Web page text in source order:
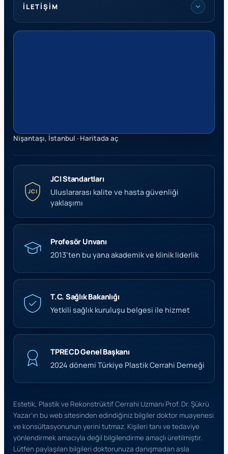
İLETIŞIM
Nişantaşı, İstanbul · Haritada aç
JCI
JCI Standartları
Uluslararası kalite ve hasta güvenliği
yaklaşımı
Profesör Unvanı
2013’ten bu yana akademik ve klinik liderlik
T.C. Sağlık Bakanlığı
Yetkili sağlık kuruluşu belgesi ile hizmet
TPRECD Genel Başkanı
2024 dönemi Türkiye Plastik Cerrahi Derneği
Estetik, Plastik ve Rekonstrüktif Cerrahi Uzmanı Prof. Dr. Şükrü
Yazar’ın bu web sitesinden edindiğiniz bilgiler doktor muayenesi
ve konsültasyonunun yerini tutmaz. Kişileri tanı ve tedaviye
yönlendirmek amacıyla değil bilgilendirme amaçlı üretilmiştir.
Lütfen paylaşılan bilgileri doktorunuza danışmadan asla